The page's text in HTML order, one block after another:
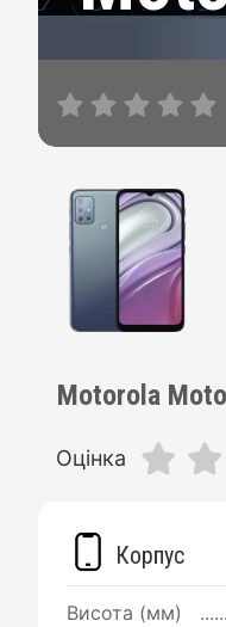
Motorola
Оцінка
Корпус
Висота (мм)